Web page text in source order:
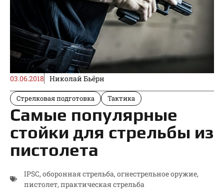
03.06.2018 Николай Бьёрн
Стрелковая подготовка Тактика
Самые популярные
стойки для стрельбы из
пистолета
IPSC, оборонная стрельба, огнестрельное оружие,
пистолет, практическая стрельба